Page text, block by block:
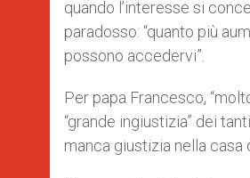
quando l’interesse si
paradosso: “quanto più
possono accedervi”.
Per papa Francesco,
“grande ingiustizia” dei
manca giustizia nella casa